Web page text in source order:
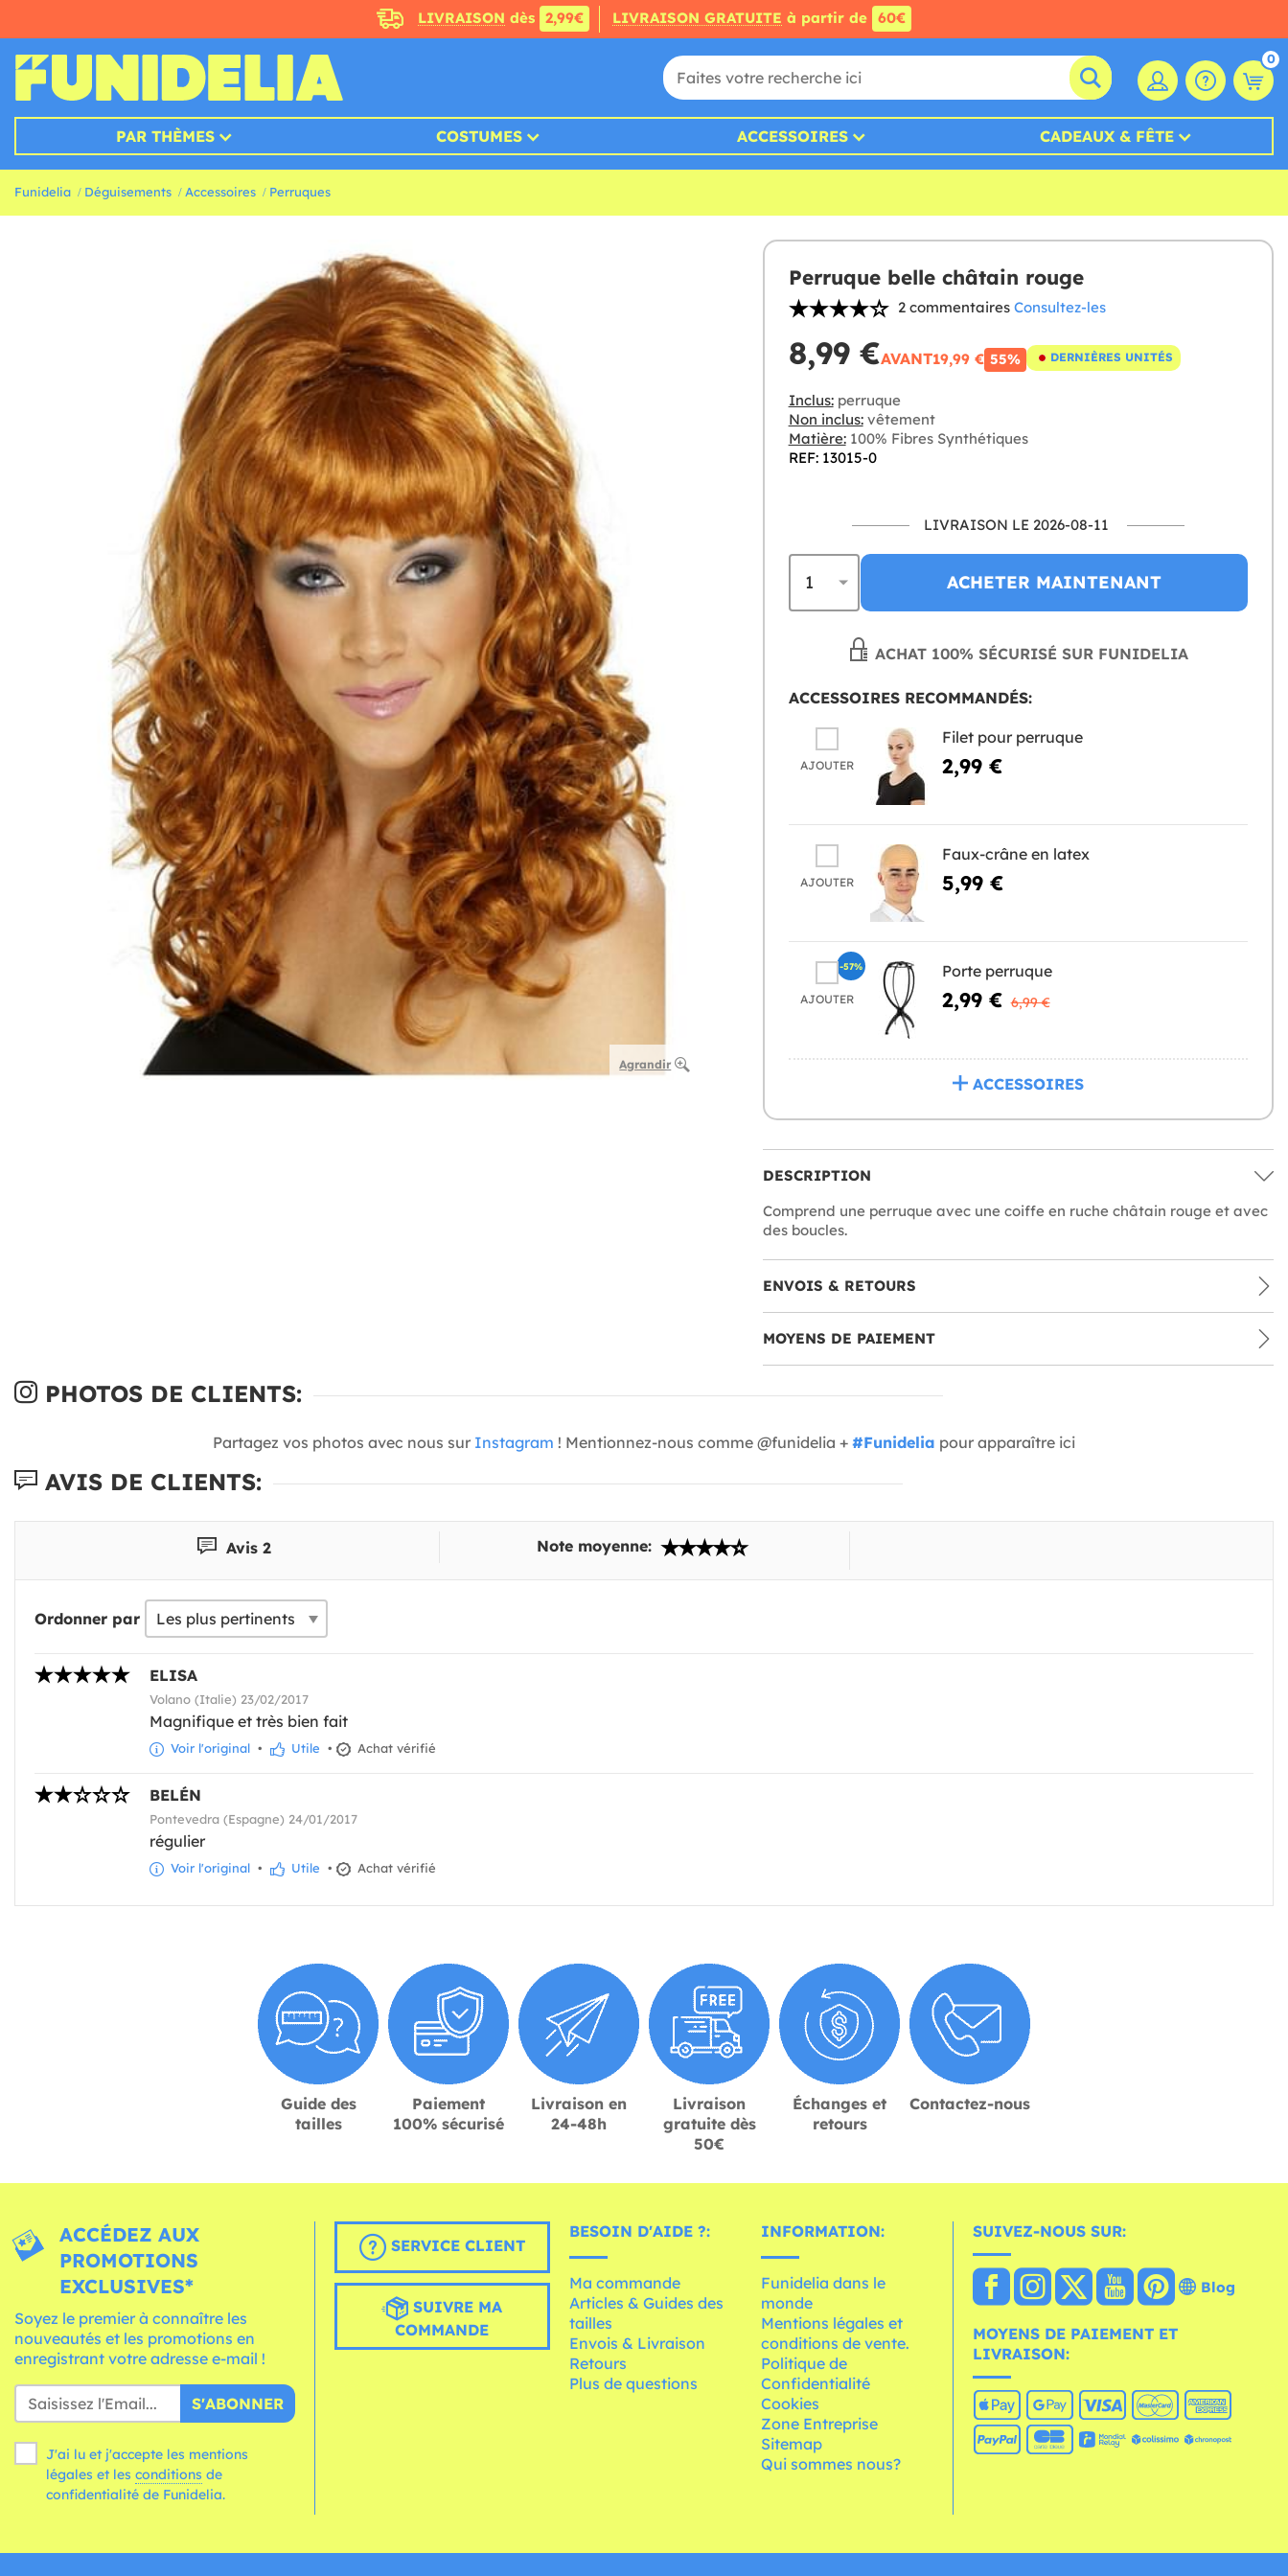
LIVRAISON dès 2,99€ LIVRAISON GRATUITE à partir de 60€
0
PAR THÈMES COSTUMES ACCESSOIRES CADEAUX & FÊTE
Funidelia Déguisements Accessoires Perruques
Agrandir
Perruque belle châtain rouge
2 commentaires Consultez-les
8,99 €AVANT19,99 € 55% DERNIÈRES UNITÉS
Inclus:perruque
Non inclus:vêtement
Matière:100% Fibres Synthétiques
REF: 13015-0
LIVRAISON LE 2026-08-11
ACHETER MAINTENANT
ACHAT 100% SÉCURISÉ SUR FUNIDELIA
ACCESSOIRES RECOMMANDÉS:
AJOUTER
Filet pour perruque
2,99 €
AJOUTER
Faux-crâne en latex
5,99 €
AJOUTER
Porte perruque
2,99 € 6,99 €
-57%
ACCESSOIRES
DESCRIPTION
Comprend une perruque avec une coiffe en ruche châtain rouge et avec
des boucles.
ENVOIS & RETOURS
MOYENS DE PAIEMENT
PHOTOS DE CLIENTS:
Partagez vos photos avec nous sur Instagram ! Mentionnez-nous comme @funidelia + #Funidelia pour apparaître ici
AVIS DE CLIENTS:
Avis 2 Note moyenne:
Ordonner par
ELISA
Volano (Italie) 23/02/2017
Magnifique et très bien fait
Voir l'original • Utile • Achat vérifié
BELÉN
Pontevedra (Espagne) 24/01/2017
régulier
Voir l'original • Utile • Achat vérifié
Guide des
tailles
Paiement
100% sécurisé
Livraison en
24-48h
Livraison
gratuite dès
50€
Échanges et
retours
Contactez-nous
ACCÉDEZ AUX
PROMOTIONS
EXCLUSIVES*
Soyez le premier à connaître les
nouveautés et les promotions en
enregistrant votre adresse e-mail !
S'ABONNER
J'ai lu et j'accepte les mentions
légales et les conditions
confidentialité de Funidelia.
SERVICE CLIENT
SUIVRE MA
COMMANDE
BESOIN D'AIDE ?:
Ma commande
Articles & Guides des
tailles
Envois & Livraison
Retours
Plus de questions
INFORMATION:
Funidelia dans le
monde
Mentions légales et
conditions de vente.
Politique de
Confidentialité
Cookies
Zone Entreprise
Sitemap
Qui sommes nous?
SUIVEZ-NOUS SUR:
Blog
MOYENS DE PAIEMENT ET
LIVRAISON: